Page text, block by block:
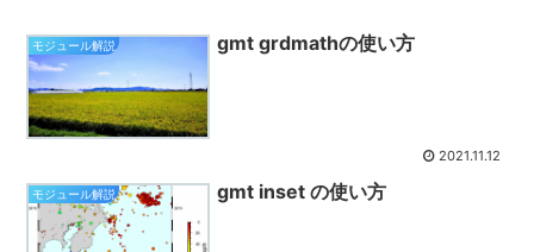
モジュール解説 gmt grdmathの使い方
2021.11.12
モジュール解説 gmt inset の使い方